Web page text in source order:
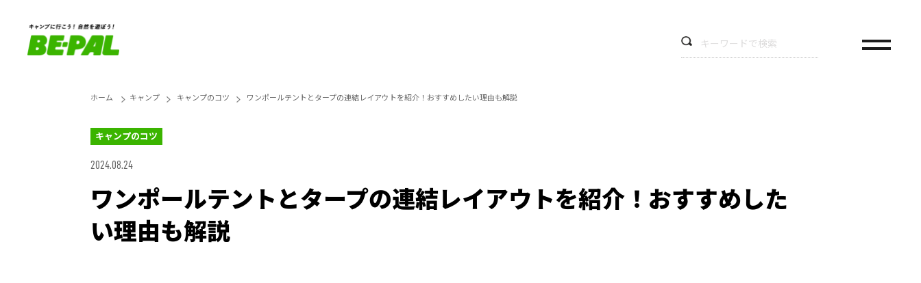
ホーム キャンプ キャンプのコツ ワンポールテントとタープの連結レイアウトを紹介！おすすめしたい理由も解説
キャンプのコツ
2024.08.24
ワンポールテントとタープの連結レイアウトを紹介！おすすめした
い理由も解説